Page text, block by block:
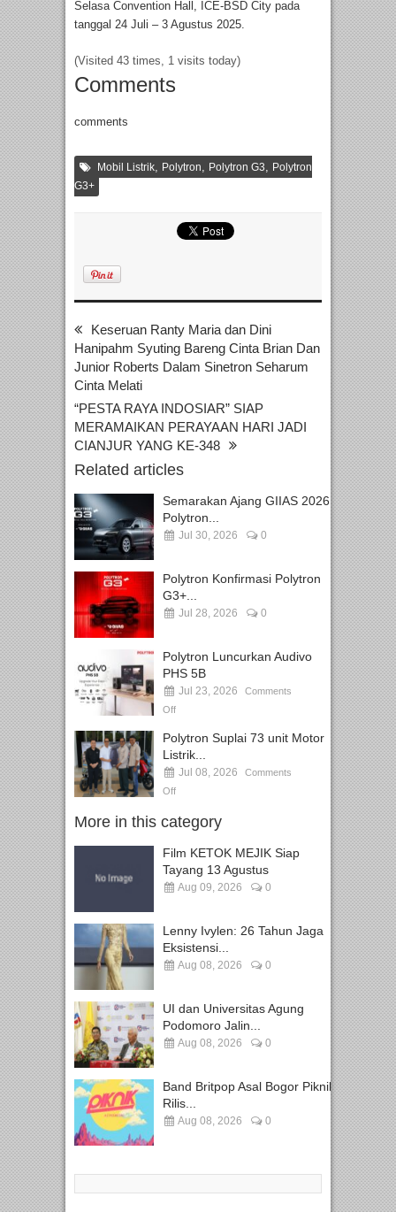
Selasa Convention Hall, ICE-BSD City pada
tanggal 24 Juli – 3 Agustus 2025.
(Visited 43 times, 1 visits today)
Comments
comments
Mobil Listrik Polytron Polytron G3
Polytron
G3+
Keseruan Ranty Maria dan Dini
Hanipahm Syuting Bareng Cinta Brian Dan
Junior Roberts Dalam Sinetron Seharum
Cinta Melati
“PESTA RAYA INDOSIAR” SIAP
MERAMAIKAN PERAYAAN HARI JADI
CIANJUR YANG KE-348
Related articles
Semarakan Ajang GIIAS 2026,
Polytron...
Jul 30, 2026 0
Polytron Konfirmasi Polytron
G3+...
Jul 28, 2026 0
Polytron Luncurkan Audivo
PHS 5B
Jul 23, 2026
Comments
Off
Polytron Suplai 73 unit Motor
Listrik...
Jul 08, 2026
Comments
Off
More in this category
Film KETOK MEJIK Siap
Tayang 13 Agustus
Aug 09, 2026 0
Lenny Ivylen: 26 Tahun Jaga
Eksistensi...
Aug 08, 2026 0
UI dan Universitas Agung
Podomoro Jalin...
Aug 08, 2026 0
Band Britpop Asal Bogor Piknik
Rilis...
Aug 08, 2026 0